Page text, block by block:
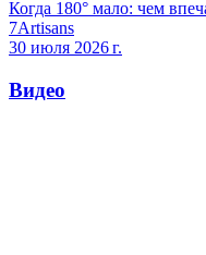
Когда 180° мало: чем
7Artisans
30 июля 2026 г.
Видео